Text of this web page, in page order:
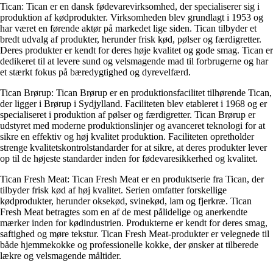
Tican: Tican er en dansk fødevarevirksomhed, der specialiserer sig i
produktion af kødprodukter. Virksomheden blev grundlagt i 1953 og
har været en førende aktør på markedet lige siden. Tican tilbyder et
bredt udvalg af produkter, herunder frisk kød, pølser og færdigretter.
Deres produkter er kendt for deres høje kvalitet og gode smag. Tican er
dedikeret til at levere sund og velsmagende mad til forbrugerne og har
et stærkt fokus på bæredygtighed og dyrevelfærd.
Tican Brørup: Tican Brørup er en produktionsfacilitet tilhørende Tican,
der ligger i Brørup i Sydjylland. Faciliteten blev etableret i 1968 og er
specialiseret i produktion af pølser og færdigretter. Tican Brørup er
udstyret med moderne produktionslinjer og avanceret teknologi for at
sikre en effektiv og høj kvalitet produktion. Faciliteten opretholder
strenge kvalitetskontrolstandarder for at sikre, at deres produkter lever
op til de højeste standarder inden for fødevaresikkerhed og kvalitet.
Tican Fresh Meat: Tican Fresh Meat er en produktserie fra Tican, der
tilbyder frisk kød af høj kvalitet. Serien omfatter forskellige
kødprodukter, herunder oksekød, svinekød, lam og fjerkræ. Tican
Fresh Meat betragtes som en af ​​de mest pålidelige og anerkendte
mærker inden for kødindustrien. Produkterne er kendt for deres smag,
saftighed og møre tekstur. Tican Fresh Meat-produkter er velegnede til
både hjemmekokke og professionelle kokke, der ønsker at tilberede
lækre og velsmagende måltider.